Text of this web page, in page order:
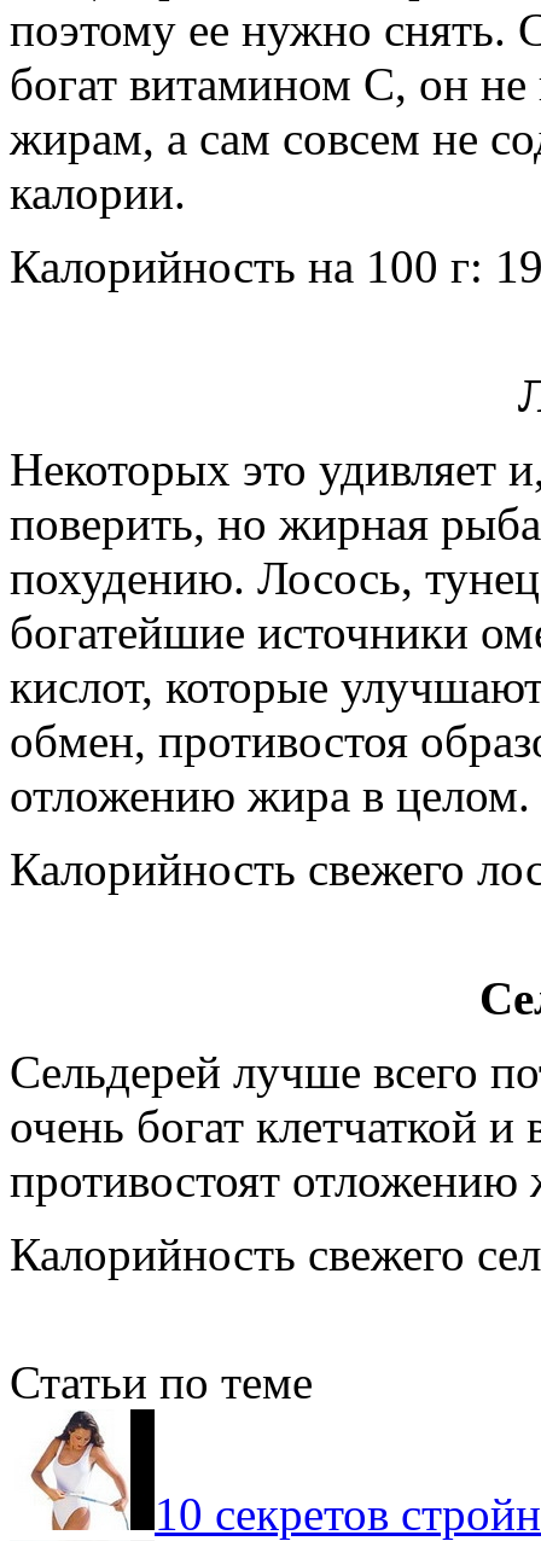
поэтому ее нужно снять.
богат витамином С, он не
жирам, а сам совсем не
калории.
Калорийность на 100 г:
Некоторых это удивляет
поверить, но жирная
похудению. Лосось,
богатейшие источники
кислот, которые
обмен, противостоя
отложению жира в целом.
Калорийность свежего
Сельдерей лучше всего
очень богат клетчаткой
противостоят отложению
Калорийность свежего
Статьи по теме
10 секретов